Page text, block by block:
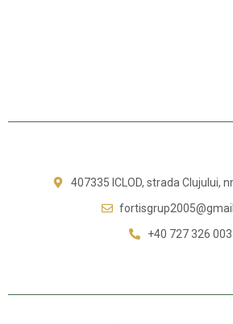
407335 ICLOD, strada Clujului,
+40 727 326 003